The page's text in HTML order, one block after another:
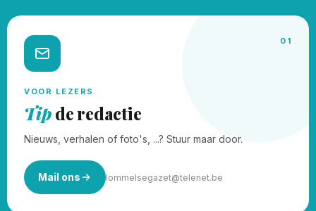
01
VOOR LEZERS
Tipde redactie
Nieuws, verhalen of foto's, ...? Stuur maar door.
Mail ons lommelsegazet@telenet.be